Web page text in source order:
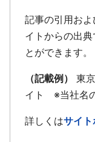
記事の引用お
イトからの出
とができます。
（記載例）
東
イト ※当社名
詳しくはサイ